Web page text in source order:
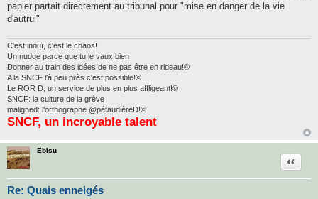
papier partait directement au tribunal pour "mise en danger de la vie
d'autrui"
C'est inouï, c'est le chaos!
Un nudge parce que tu le vaux bien
Donner au train des idées de ne pas être en rideau!©
A la SNCF l'à peu près c'est possible!©
Le ROR D, un service de plus en plus affligeant!©
SNCF: la culture de la grève
maligned: l'orthographe @pétaudièreD!©
SNCF, un incroyable talent
Ebisu
Re: Quais enneigés